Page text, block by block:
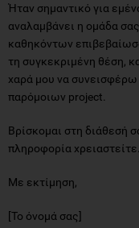
Ήταν σημαντικό για
αναλαμβάνει η ομάδα
καθηκόντων
τη συγκεκριμένη θέση,
χαρά μου να
παρόμοιων project.
Βρίσκομαι στη διάθεσή
πληροφορία χρειαστείτε.
Με εκτίμηση,
[Το όνομά σας]